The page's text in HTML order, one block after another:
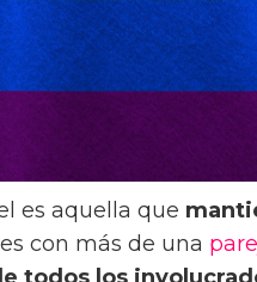
es aquella que
con más de una